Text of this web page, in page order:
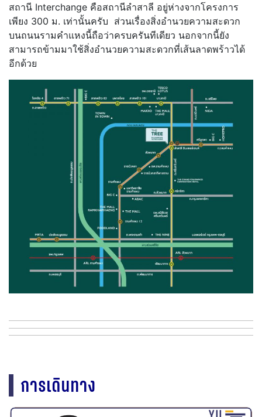
สถานี Interchange คือสถานีลำสาลี อยู่ห่างจากโครงการ
เพียง 300 ม. เท่านั้นครับ ส่วนเรื่องสิ่งอำนวยความสะดวก
บนถนนรามคำแหงนี้ถือว่าครบครันทีเดียว นอกจากนี้ยัง
สามารถข้ามมาใช้สิ่งอำนวยความสะดวกที่เส้นลาดพร้าวได้
อีกด้วย
การเดินทาง